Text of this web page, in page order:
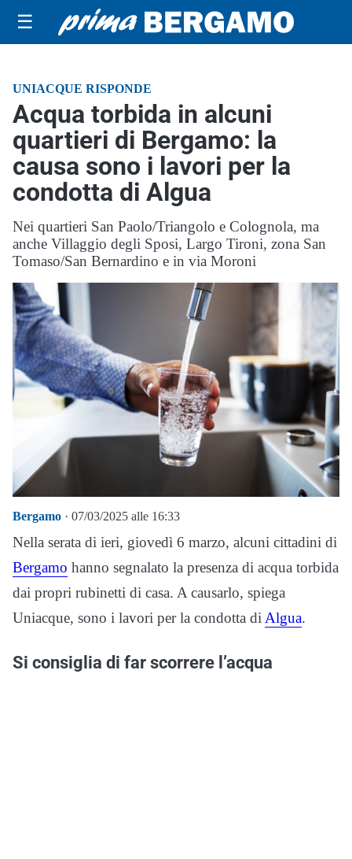
☰
UNIACQUE RISPONDE
Acqua torbida in alcuni
quartieri di Bergamo: la
causa sono i lavori per la
condotta di Algua
Nei quartieri San Paolo/Triangolo e Colognola, ma
anche Villaggio degli Sposi, Largo Tironi, zona San
Tomaso/San Bernardino e in via Moroni
Bergamo · 07/03/2025 alle 16:33
Nella serata di ieri, giovedì 6 marzo, alcuni cittadini di
Bergamo hanno segnalato la presenza di acqua torbida
dai propri rubinetti di casa. A causarlo, spiega
Uniacque, sono i lavori per la condotta diAlgua.
Si consiglia di far scorrere l’acqua